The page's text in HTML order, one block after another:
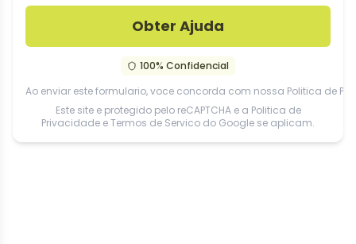
Obter Ajuda
100% Confidencial
Ao enviar este formulario, voce concorda com nossa Politica de
Este site e protegido pelo reCAPTCHA e a Politica de
Privacidade eTermos de Servico do Google se aplicam.